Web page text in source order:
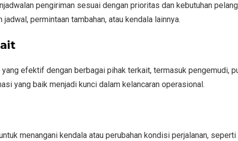
pengiriman sesuai dengan prioritas dan kebutuhan
permintaan tambahan, atau kendala lainnya.
efektif dengan berbagai pihak terkait, termasuk pengemudi,
yang baik menjadi kunci dalam kelancaran operasional.
menangani kendala atau perubahan kondisi perjalanan, seperti